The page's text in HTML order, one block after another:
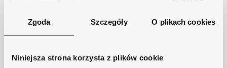
Zgoda Szczegóły O plikach cookies
Niniejsza strona korzysta z plików cookie
dostawy już od 18zł.